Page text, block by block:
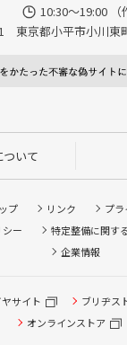
10:30～19:00 （
東京都小平市小川東
いて
プ リンク
プ
ー
特定整備に関す
企業情報
サイト
ブリヂス
オンラインストア
全点検/タイヤ履き替
約